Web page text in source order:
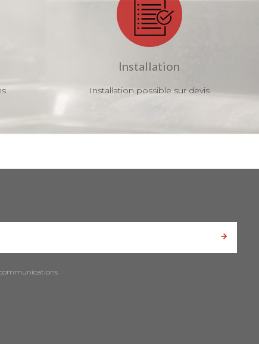
Installation
Installation possible sur devis
communications